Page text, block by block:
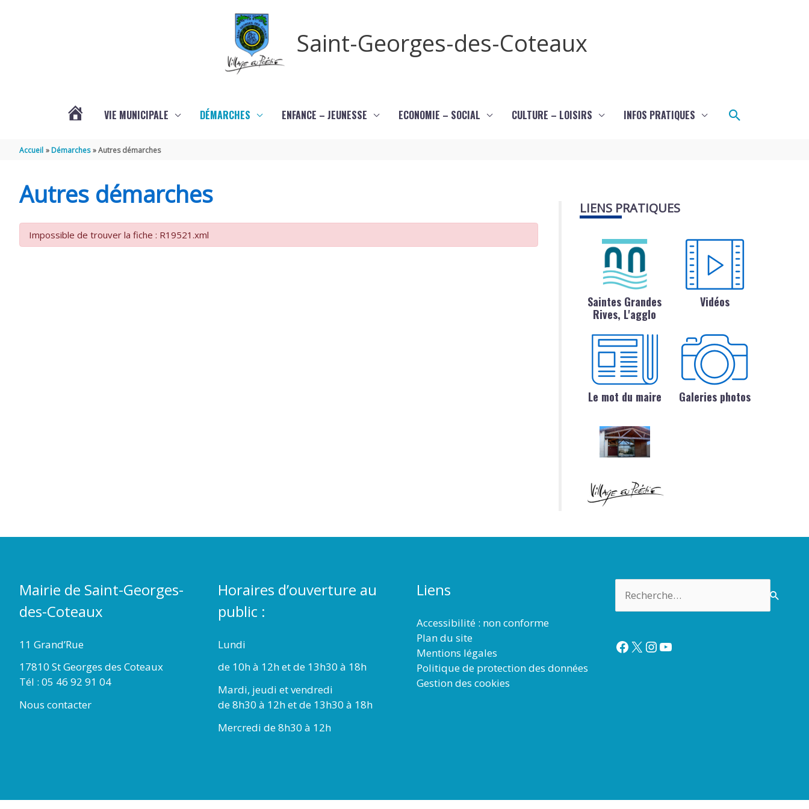
Saint-Georges-des-Coteaux
VIE MUNICIPALE DÉMARCHES ENFANCE – JEUNESSE ECONOMIE – SOCIAL CULTURE – LOISIRS INFOS PRATIQUES Rechercher
Accueil Démarches Autres démarches
Autres démarches
Impossible de trouver la fiche : R19521.xml
LIENS PRATIQUES
Saintes Grandes
Rives, L'agglo
Vidéos
Le mot du maire Galeries photos
Mairie de Saint-Georges-
des-Coteaux
11 Grand’Rue
17810 St Georges des Coteaux
Tél : 05 46 92 91 04
Nous contacter
Horaires d’ouverture au
public :
Lundi
de 10h à 12h et de 13h30 à 18h
Mardi, jeudi et vendredi
de 8h30 à 12h et de 13h30 à 18h
Mercredi de 8h30 à 12h
Liens
Accessibilité : non conforme
Plan du site
Mentions légales
Politique de protection des données
Gestion des cookies
Facebook
X Instagram
YouTube